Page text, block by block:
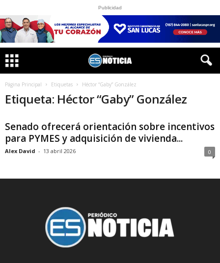
Publicidad
Página Principal Etiquetas Héctor “Gaby” González
Etiqueta: Héctor “Gaby” González
Senado ofrecerá orientación sobre incentivos
para PYMES y adquisición de vivienda...
Alex David - 13 abril 2026 0